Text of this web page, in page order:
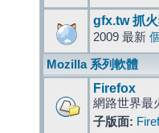
gfx.tw 抓
2009 最新
Mozilla 系列軟體
Firefox
網路世界最
子版面: